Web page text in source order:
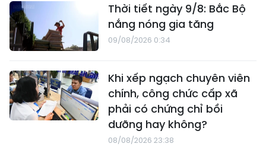
Thời tiết ngày 9/8: Bắc Bộ
nắng nóng gia tăng
09/08/2026 0:34
Khi xếp ngạch chuyên viên
chính, công chức cấp xã
phải có chứng chỉ bồi
dưỡng hay không?
08/08/2026 23:38